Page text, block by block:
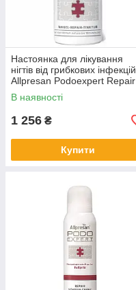
Настоянка для лікування
нігтів від грибкових інфекцій
Allpresan Podoexpert Repair
Nail Tinctur
В наявності
1 256 ₴
Купити